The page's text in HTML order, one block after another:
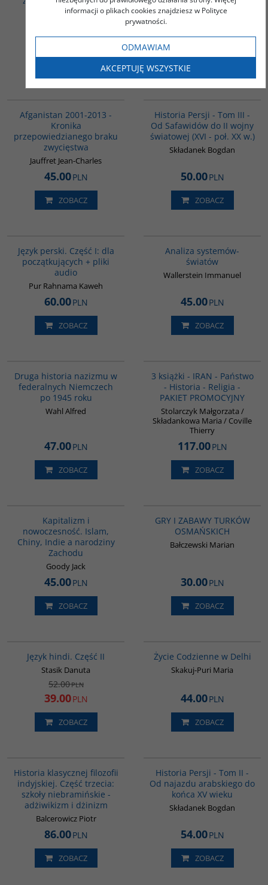
homoseksualistach
12.00PLN
niepodległych Indii
42.00PLN
Afganistan 2001-2013 -
Kronika
przepowiedzianego braku
zwycięstwa
Jauffret Jean-Charles
45.00PLN
ZOBACZ
Historia Persji - Tom III -
Od Safawidów do II wojny
światowej (XVI - poł. XX w.)
Składanek Bogdan
50.00PLN
ZOBACZ
Język perski. Część I: dla
początkujących + pliki
audio
Pur Rahnama Kaweh
60.00PLN
ZOBACZ
Analiza systemów-
światów
Wallerstein Immanuel
45.00PLN
ZOBACZ
Druga historia nazizmu w
federalnych Niemczech
po 1945 roku
Wahl Alfred
47.00PLN
ZOBACZ
3 książki - IRAN - Państwo
- Historia - Religia -
PAKIET PROMOCYJNY
Stolarczyk Małgorzata /
Składankowa Maria / Coville
Thierry
117.00PLN
ZOBACZ
Kapitalizm i
nowoczesność. Islam,
Chiny, Indie a narodziny
Zachodu
Goody Jack
45.00PLN
ZOBACZ
GRY I ZABAWY TURKÓW
OSMAŃSKICH
Bałczewski Marian
30.00PLN
ZOBACZ
Język hindi. Część II
Stasik Danuta
52.00PLN
39.00PLN
ZOBACZ
Życie Codzienne w Delhi
Skakuj-Puri Maria
44.00PLN
ZOBACZ
Historia klasycznej filozofii
indyjskiej. Część trzecia:
szkoły niebramińskie -
adżiwikizm i dżinizm
Balcerowicz Piotr
86.00PLN
ZOBACZ
Historia Persji - Tom II -
Od najazdu arabskiego do
końca XV wieku
Składanek Bogdan
54.00PLN
ZOBACZ
informacji o plikach cookies znajdziesz w Polityce
prywatności.
ODMAWIAM
AKCEPTUJĘ WSZYSTKIE